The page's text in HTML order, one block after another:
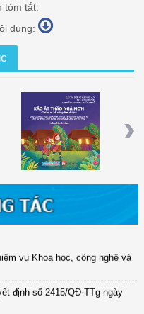
tóm tắt:
dung:
Ra Mình Cũng Làm Được (Tiếng
Ê Đê)
vụ Khoa học, công nghệ và
định số 2415/QĐ-TTg ngày